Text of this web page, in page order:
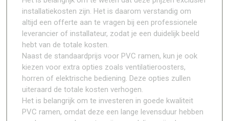
installatiekosten zijn. Het is daarom verstandig om
altijd een offerte aan te vragen bij een professionele
leverancier of installateur, zodat je een duidelijk beeld
hebt van de totale kosten.
Naast de standaardprijs voor PVC ramen, kun je ook
kiezen voor extra opties zoals ventilatieroosters,
horren of elektrische bediening. Deze opties zullen
uiteraard de totale kosten verhogen.
Het is belangrijk om te investeren in goede kwaliteit
PVC ramen, omdat deze een lange levensduur hebben